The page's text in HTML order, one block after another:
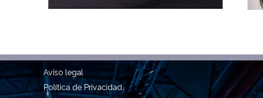
Aviso legal
Política de Privacidad